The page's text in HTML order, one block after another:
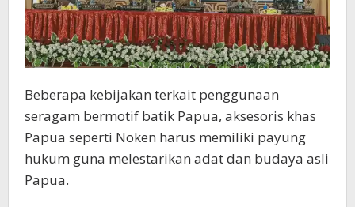
Beberapa kebijakan terkait penggunaan
seragam bermotif batik Papua, aksesoris khas
Papua seperti Noken harus memiliki payung
hukum guna melestarikan adat dan budaya asli
Papua.